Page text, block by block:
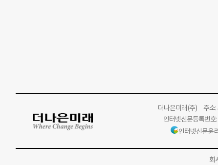
더나은미래(주)주소:
인터넷신문등록번
인터넷신문윤
회